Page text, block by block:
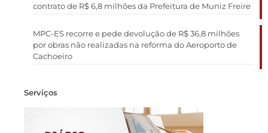
contrato de R$ 6,8 milhões da Prefeitura de Muniz Freire
MPC-ES recorre e pede devolução de R$ 36,8 milhões
por obras não realizadas na reforma do Aeroporto de
Cachoeiro
Serviços